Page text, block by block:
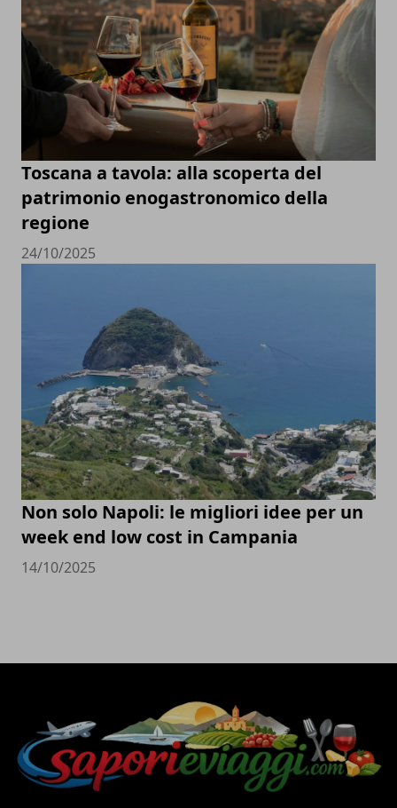
Toscana a tavola: alla scoperta del
patrimonio enogastronomico della
regione
24/10/2025
Non solo Napoli: le migliori idee per un
week end low cost in Campania
14/10/2025